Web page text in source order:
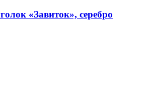
«Завиток», серебро